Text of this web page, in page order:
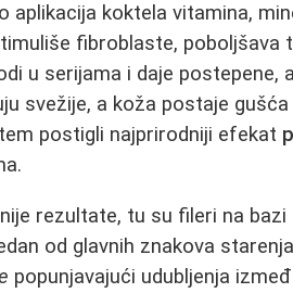
aplikacija koktela vitamina,
fibroblaste, poboljšava
u serijama i daje postepene,
svežije, a koža postaje
postigli najprirodniji efekat
rezultate, tu su fileri na bazi
od glavnih znakova
popunjavajući udubljenja